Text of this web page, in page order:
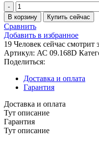
Количество
товара
Донный
слив
2"
D154
с
нижн.
подключением,
плитка
В корзину Купить сейчас
Сравнить
Добавить в избранное
19 Человек сейчас смотрит
Артикул: АС 09.168D
Поделиться:
Доставка и оплата
Гарантия
Доставка и оплата
Тут описание
Гарантия
Тут описание